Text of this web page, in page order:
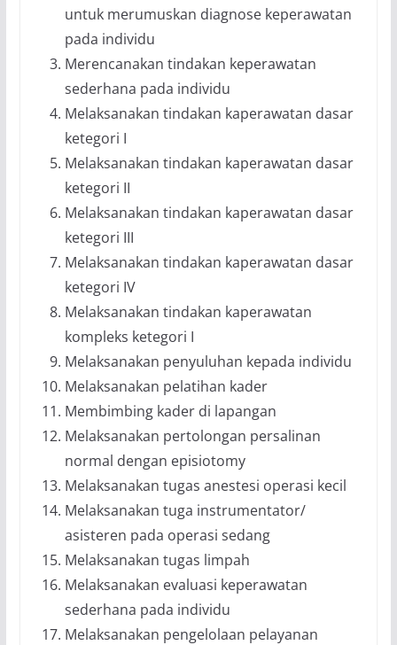
untuk merumuskan diagnose keperawatan
pada individu
Merencanakan tindakan keperawatan
sederhana pada individu
Melaksanakan tindakan kaperawatan dasar
ketegori I
Melaksanakan tindakan kaperawatan dasar
ketegori II
Melaksanakan tindakan kaperawatan dasar
ketegori III
Melaksanakan tindakan kaperawatan dasar
ketegori IV
Melaksanakan tindakan kaperawatan
kompleks ketegori I
Melaksanakan penyuluhan kepada individu
Melaksanakan pelatihan kader
Membimbing kader di lapangan
Melaksanakan pertolongan persalinan
normal dengan episiotomy
Melaksanakan tugas anestesi operasi kecil
Melaksanakan tuga instrumentator/
asisteren pada operasi sedang
Melaksanakan tugas limpah
Melaksanakan evaluasi keperawatan
sederhana pada individu
Melaksanakan pengelolaan pelayanan